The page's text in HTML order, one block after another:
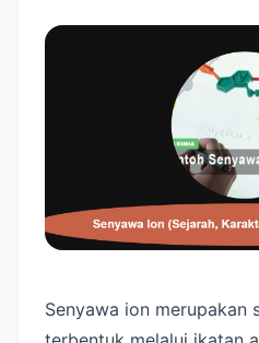
Senyawa ion merupakan